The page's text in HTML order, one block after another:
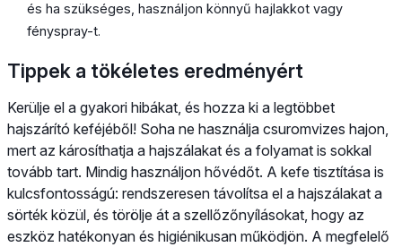
és ha szükséges, használjon könnyű hajlakkot vagy
fényspray-t.
Tippek a tökéletes eredményért
Kerülje el a gyakori hibákat, és hozza ki a legtöbbet
hajszárító keféjéből! Soha ne használja csuromvizes hajon,
mert az károsíthatja a hajszálakat és a folyamat is sokkal
tovább tart. Mindig használjon hővédőt. A kefe tisztítása is
kulcsfontosságú: rendszeresen távolítsa el a hajszálakat a
sörték közül, és törölje át a szellőzőnyílásokat, hogy az
eszköz hatékonyan és higiénikusan működjön. A megfelelő